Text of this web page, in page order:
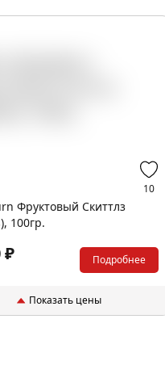
10
Фруктовый Скиттлз
100гр.
₽ Подробнее
Показать цены